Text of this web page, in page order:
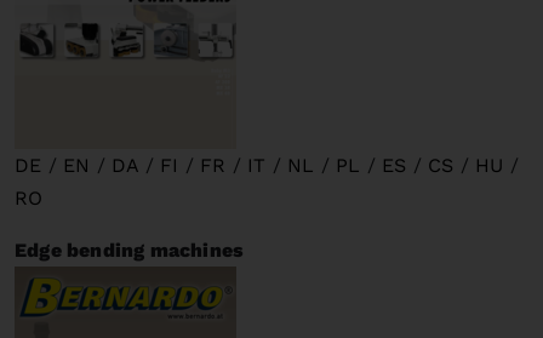
DE / EN / DA / FI / FR / IT / NL / PL / ES / CS / HU /
RO
Edge bending machines